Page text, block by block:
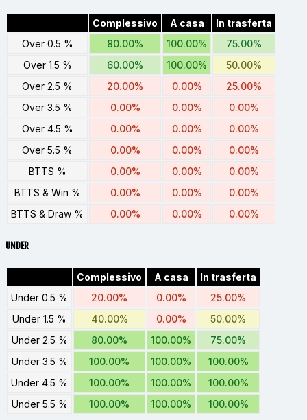
Complessivo A casa
In trasferta
Over 0.5 %
80.00% 100.00%
75.00%
Over 1.5 %
60.00% 100.00%
50.00%
Over 2.5 %
20.00% 0.00%
25.00%
Over 3.5 %
0.00% 0.00%
0.00%
Over 4.5 %
0.00% 0.00%
0.00%
Over 5.5 %
0.00% 0.00%
0.00%
BTTS %
0.00% 0.00%
0.00%
BTTS & Win %
0.00% 0.00%
0.00%
BTTS & Draw %
0.00% 0.00% 0.00%
UNDER
Complessivo A casa
In trasferta
Under 0.5 %
20.00% 0.00%
25.00%
Under 1.5 %
40.00% 0.00%
50.00%
Under 2.5 %
80.00% 100.00%
75.00%
Under 3.5 %
100.00% 100.00%
100.00%
Under 4.5 %
100.00% 100.00%
100.00%
Under 5.5 %
100.00% 100.00% 100.00%